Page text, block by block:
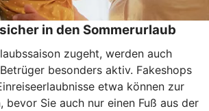
in den Sommerurlaub
zugeht, werden auch
besonders aktiv. Fakeshops
etwa können zur
bevor Sie auch nur einen Fuß aus der